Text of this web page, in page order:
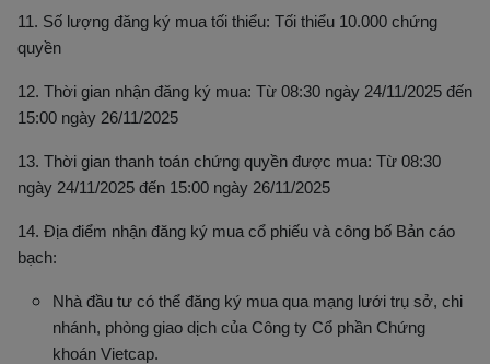
11. Số lượng đăng ký mua tối thiểu: Tối thiểu 10.000 chứng
quyền
12. Thời gian nhận đăng ký mua: Từ 08:30 ngày 24/11/2025 đến
15:00 ngày 26/11/2025
13. Thời gian thanh toán chứng quyền được mua: Từ 08:30
ngày 24/11/2025 đến 15:00 ngày 26/11/2025
14. Địa điểm nhận đăng ký mua cổ phiếu và công bố Bản cáo
bạch:
Nhà đầu tư có thể đăng ký mua qua mạng lưới trụ sở, chi
nhánh, phòng giao dịch của Công ty Cổ phần Chứng
khoán Vietcap.